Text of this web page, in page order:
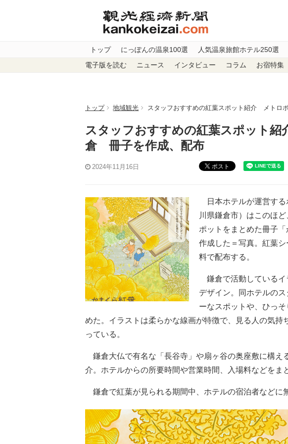
トップ にっぽんの温泉100選 人気温泉旅館ホテル250選
電子版を読む ニュース インタビュー コラム お宿特集
トップ 地域観光 スタッフおすすめの紅葉スポット紹介 メトロ
スタッフおすすめの紅葉スポット
倉 冊子を作成、配布
2024年11月16日 ポスト
日本ホテルが運営する
川県鎌倉市）はこのほ
ポットをまとめた冊子
作成した＝写真。紅葉
料で配布する。
鎌倉で活動しているイ
デザイン。同ホテルの
ーなスポットや、ひっ
めた。イラストは柔らかな線画が特徴で、見る人の気持
っている。
鎌倉大仏で有名な「長谷寺」や扇ヶ谷の奥座敷に構え
介。ホテルからの所要時間や営業時間、入場料などをま
鎌倉で紅葉が見られる期間中、ホテルの宿泊者などに